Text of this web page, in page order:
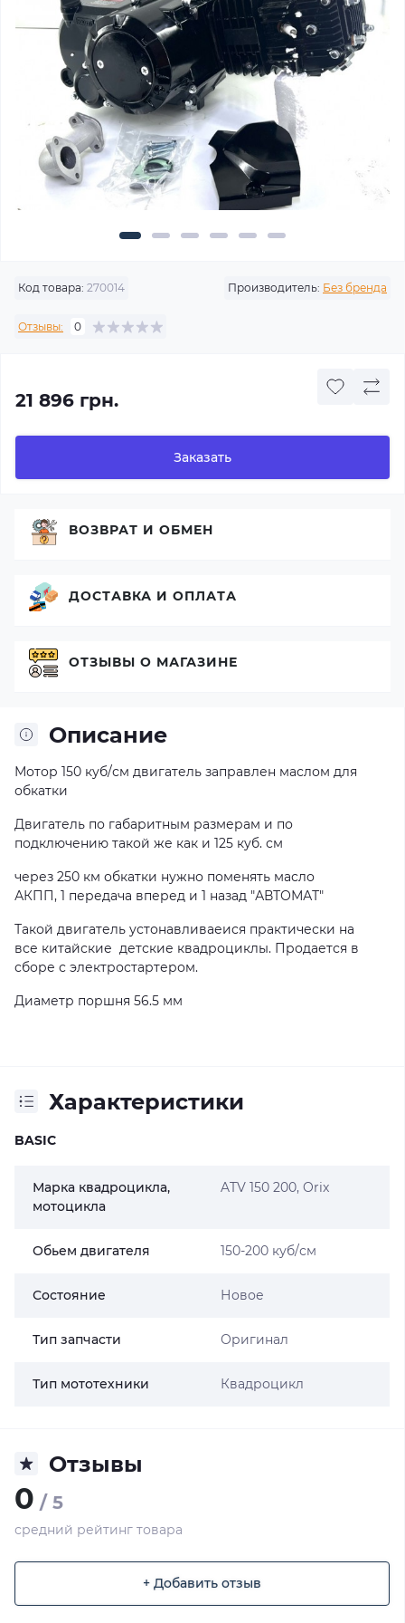
Код товара: 270014 Производитель: Без бренда
Отзывы: 0
21 896 грн.
Заказать
Описание
Мотор 150 куб/см двигатель заправлен маслом для
обкатки
Двигатель по габаритным размерам и по
подключению такой же как и 125 куб. см
через 250 км обкатки нужно поменять масло
АКПП, 1 передача вперед и 1 назад "АВТОМАТ"
Такой двигатель устонавливаеися практически на
все китайские детские квадроциклы. Продается в
сборе с электростартером.
Диаметр поршня 56.5 мм
Характеристики
BASIC
Марка квадроцикла,
мотоцикла
ATV 150 200, Orix
Обьем двигателя 150-200 куб/см
Состояние Новое
Тип запчасти Оригинал
Тип мототехники Квадроцикл
Отзывы
0 / 5
средний рейтинг товара
+ Добавить отзыв
ВОЗВРАТ И ОБМЕН
ДОСТАВКА И ОПЛАТА
ОТЗЫВЫ О МАГАЗИНЕ